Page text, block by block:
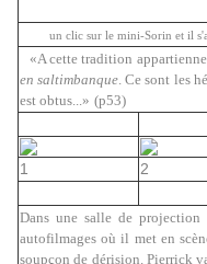
un clic sur le mini-Sorin et il
«A cette tradition
en saltimbanque. Ce sont les
est obtus...» (p53)
1 2
Dans une salle de
autofilmages où il met en
soupçon de dérision. Pierrick